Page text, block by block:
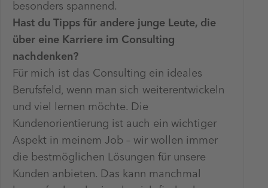
besonders spannend.
Hast du Tipps für andere junge Leute, die
über eine Karriere im Consulting
nachdenken?
Für mich ist das Consulting ein ideales
Berufsfeld, wenn man sich weiterentwickeln
und viel lernen möchte. Die
Kundenorientierung ist auch ein wichtiger
Aspekt in meinem Job – wir wollen immer
die bestmöglichen Lösungen für unsere
Kunden anbieten. Das kann manchmal